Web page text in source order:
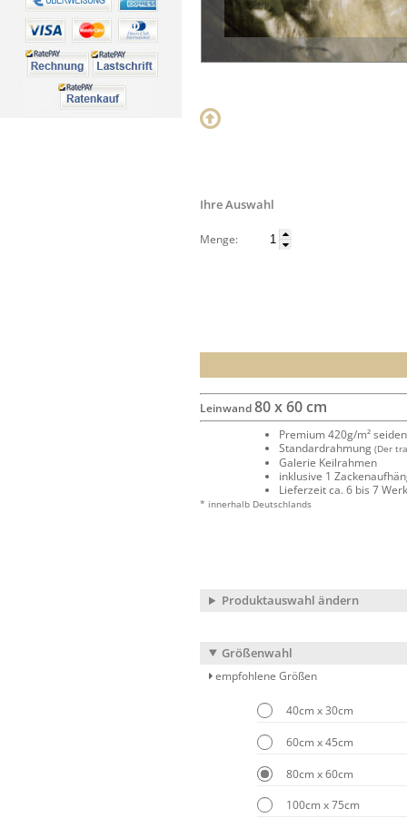
Ihre Auswahl
Menge:
Leinwand80 x 60 cm
Premium 420g/m²
Standardrahmung (Der
Galerie Keilrahmen
inklusive 1
Lieferzeit ca. 6 bis 7
* innerhalb Deutschlands
Produktauswahl ändern
Größenwahl
empfohlene Größen
40cm x 30cm
60cm x 45cm
80cm x 60cm
100cm x 75cm